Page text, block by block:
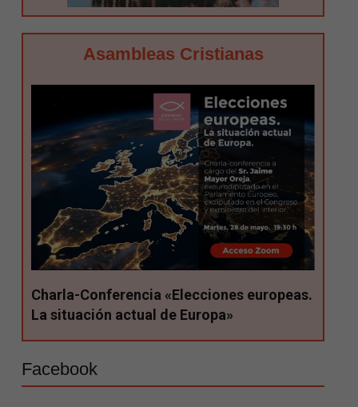
Asambleas Cristianas
Charla-Conferencia «Elecciones europeas.
La situación actual de Europa»
Facebook